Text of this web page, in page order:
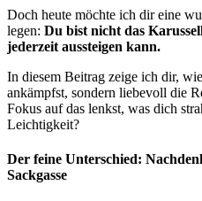
Doch heute möchte ich dir eine
legen: Du bist nicht das
jederzeit aussteigen kann.
In diesem Beitrag zeige ich dir,
ankämpfst, sondern liebevoll die
Fokus auf das lenkst, was dich
Leichtigkeit?
Der feine Unterschied:
Sackgasse